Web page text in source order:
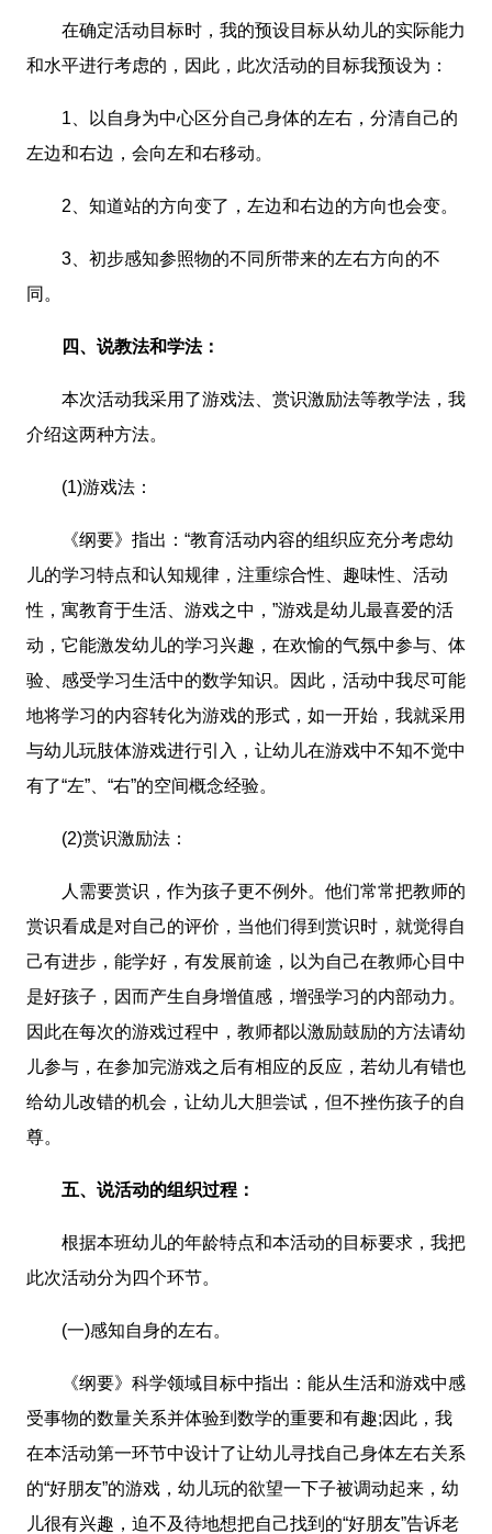
在确定活动目标时，我的预设目标从幼儿的实际能力
和水平进行考虑的，因此，此次活动的目标我预设为：
1、以自身为中心区分自己身体的左右，分清自己的
左边和右边，会向左和右移动。
2、知道站的方向变了，左边和右边的方向也会变。
3、初步感知参照物的不同所带来的左右方向的不
同。
四、说教法和学法：
本次活动我采用了游戏法、赏识激励法等教学法，我
介绍这两种方法。
(1)游戏法：
《纲要》指出：“教育活动内容的组织应充分考虑幼
儿的学习特点和认知规律，注重综合性、趣味性、活动
性，寓教育于生活、游戏之中，”游戏是幼儿最喜爱的活
动，它能激发幼儿的学习兴趣，在欢愉的气氛中参与、体
验、感受学习生活中的数学知识。因此，活动中我尽可能
地将学习的内容转化为游戏的形式，如一开始，我就采用
与幼儿玩肢体游戏进行引入，让幼儿在游戏中不知不觉中
有了“左”、“右”的空间概念经验。
(2)赏识激励法：
人需要赏识，作为孩子更不例外。他们常常把教师的
赏识看成是对自己的评价，当他们得到赏识时，就觉得自
己有进步，能学好，有发展前途，以为自己在教师心目中
是好孩子，因而产生自身增值感，增强学习的内部动力。
因此在每次的游戏过程中，教师都以激励鼓励的方法请幼
儿参与，在参加完游戏之后有相应的反应，若幼儿有错也
给幼儿改错的机会，让幼儿大胆尝试，但不挫伤孩子的自
尊。
五、说活动的组织过程：
根据本班幼儿的年龄特点和本活动的目标要求，我把
此次活动分为四个环节。
(一)感知自身的左右。
《纲要》科学领域目标中指出：能从生活和游戏中感
受事物的数量关系并体验到数学的重要和有趣;因此，我
在本活动第一环节中设计了让幼儿寻找自己身体左右关系
的“好朋友”的游戏，幼儿玩的欲望一下子被调动起来，幼
儿很有兴趣，迫不及待地想把自己找到的“好朋友”告诉老